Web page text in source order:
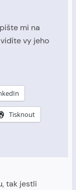
mi na
vy jeho
Tisknout
tak jestli